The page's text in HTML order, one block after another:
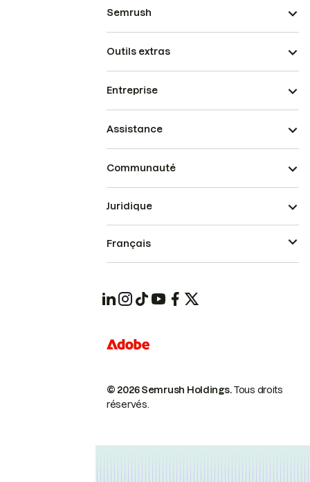
Semrush
Outils extras
Entreprise
Assistance
Communauté
© 2026 Semrush Holdings.Tous droits
réservés.
Juridique
Français